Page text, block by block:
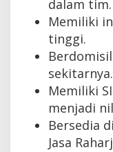
dalam tim.
Memiliki
tinggi.
sekitarnya.
Memiliki
menjadi
Bersedia
Jasa